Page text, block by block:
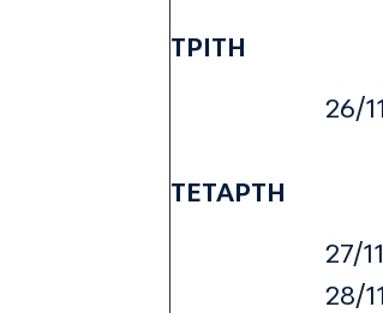
ΤΡΙΤΗ
26/
ΤΕΤΑΡΤΗ
27/
28/